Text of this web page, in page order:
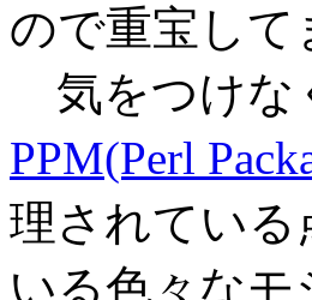
ので重宝して
気をつけな
PPM(Perl
理されている
いる色々な